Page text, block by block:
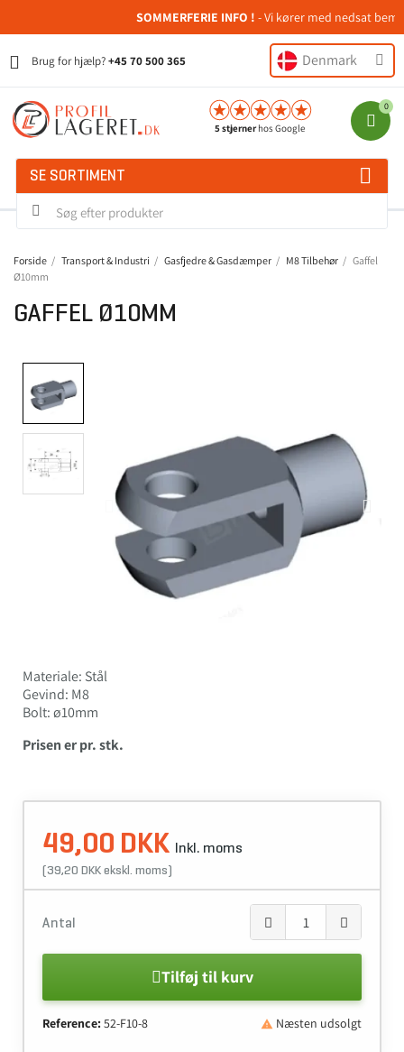
SOMMERFERIE INFO !- Vi kører med nedsat
Brug for hjælp?+45 70 500 365 Denmark
5 stjernerhos Google
SE SORTIMENT
Forside Transport & Industri Gasfjedre & Gasdæmper M8 Tilbehør
Gaffel
Ø10mm
GAFFEL Ø10MM
Materiale: Stål
Gevind: M8
Bolt: ø10mm
Prisen er pr. stk.
49,00 DKK Inkl. moms
(39,20 DKK ekskl. moms)
Antal
Tilføj til kurv
Reference:52-F10-8  Næsten udsolgt